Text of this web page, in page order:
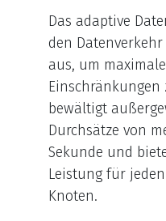
Das adaptive
den
aus, um
Einschränkungen
bewältigt
Durchsätze von
Sekunde und
Leistung für
Knoten.